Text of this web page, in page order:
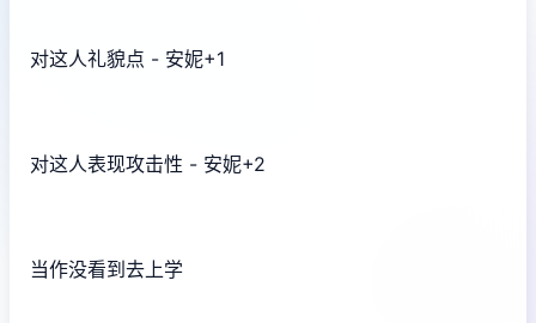
对这人礼貌点 - 安妮+1
对这人表现攻击性 - 安妮+2
当作没看到去上学